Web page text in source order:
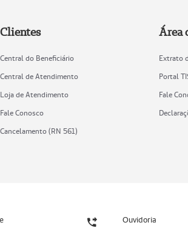
Clientes
Central do Beneficiário
Central de Atendimento
Loja de Atendimento
Fale Conosco
Cancelamento (RN 561)
Área
Extrato
Portal
Fale
Ouvidoria